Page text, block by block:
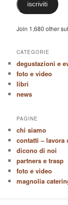
iscriviti
Join 1,680 other
CATEGORIE
degustazioni e
foto e video
libri
news
PAGINE
chi siamo
contatti – lavora
dicono di noi
partners e trasp
foto e video
magnolia